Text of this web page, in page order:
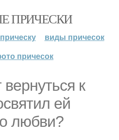
ПРИЧЕСКИ
виды причесок
причесок
к
ей
любви?